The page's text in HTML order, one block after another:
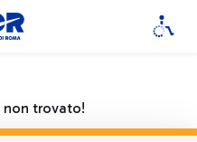
trovato!